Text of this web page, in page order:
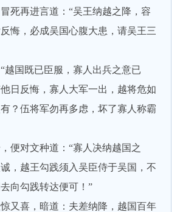
再进言道：“吴王纳越之降，容
悔，必成吴国心腹大患，请吴王三
国既已臣服，寡人出兵之意已
日反悔，寡人大军一出，越将危如
？伍将军勿再多虑，坏了寡人称霸
对文种道：“寡人决纳越国之
，越王勾践须入吴臣侍于吴国，不
向勾践转达便可！”
喜，暗道：夫差纳降，越国百年